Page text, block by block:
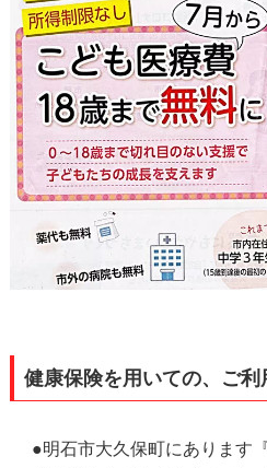
健康保険を用いての、ご
●明石市大久保町にあります